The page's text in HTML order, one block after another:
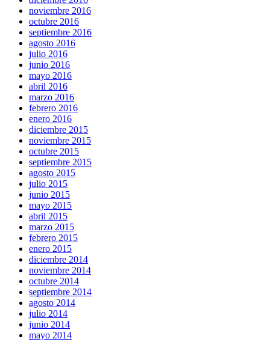
noviembre 2016
octubre 2016
septiembre 2016
agosto 2016
julio 2016
junio 2016
mayo 2016
abril 2016
marzo 2016
febrero 2016
enero 2016
diciembre 2015
noviembre 2015
octubre 2015
septiembre 2015
agosto 2015
julio 2015
junio 2015
mayo 2015
abril 2015
marzo 2015
febrero 2015
enero 2015
diciembre 2014
noviembre 2014
octubre 2014
septiembre 2014
agosto 2014
julio 2014
junio 2014
mayo 2014